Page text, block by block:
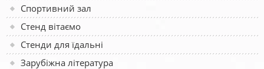
Спортивний зал
Стенд вітаємо
Стенди для їдальні
Зарубіжна література